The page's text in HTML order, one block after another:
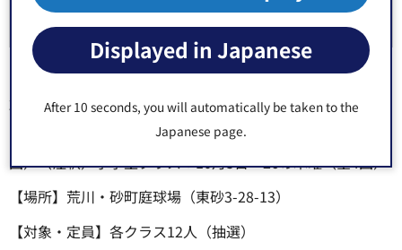
Displayed in Japanese
After 10 seconds, you will automatically be taken to the
Japanese page.
ワンポ
イント
7時00分
中学生以上のテニス
経験者
2.ソフトテニス教室
【日時】10月5日～12月14日の木曜（11月23日除く全10
回）（注釈）小学生クラス：10月5日～26の木曜（全4回）
【場所】荒川・砂町庭球場（東砂3-28-13）
【対象・定員】各クラス12人（抽選）